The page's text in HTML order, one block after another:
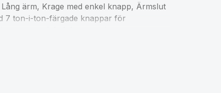
ärm, Krage med enkel knapp, Ärmslut
7 ton-i-ton-färgade knappar för